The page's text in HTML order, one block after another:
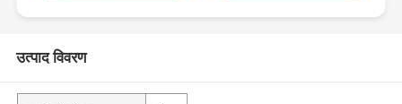
उत्पाद विवरण